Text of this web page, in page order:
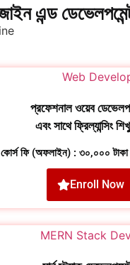
এন্ড
প্রফেশনাল ওয়েব
এবং সাথে ফ্রিল্যান্সিং
কোর্স ফি (অফলাইন) : ৩০,০০০ টাকা
Enroll Now